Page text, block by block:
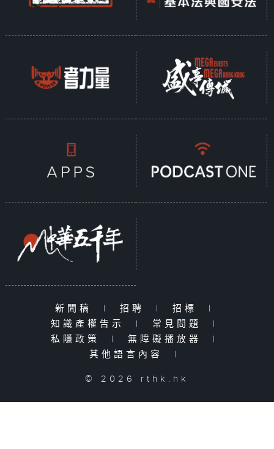
新聞稿 | 招聘 | 招標
|
知識產權告示
| 常見問題
|
私隱政策
| 無障礙播放器
|
其他語言內容
|
© 2026 rthk.hk